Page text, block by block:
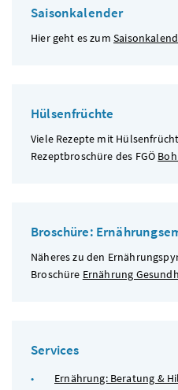
Saisonkalender
Hier geht es zum
Hülsenfrüchte
Viele Rezepte mit
Rezeptbroschüre des FGÖ
Broschüre:
Näheres zu den
Broschüre Ernährung
Services
Ernährung: Beratung &